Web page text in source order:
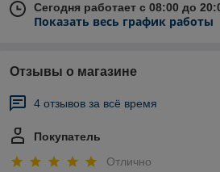
Сегодня работает с 08:00 до
Показать весь график работы
Отзывы о магазине
4 отзывов за всё время
Покупатель
Отлично